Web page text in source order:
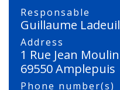
Responsable
Guillaume Ladeuil
Address
1 Rue Jean Moulin
69550 Amplepuis
Phone number(s)